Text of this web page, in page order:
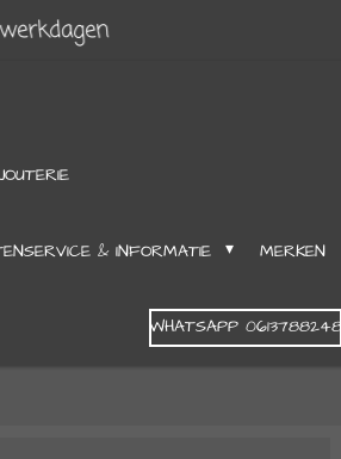
& INFORMATIE MERKEN
WHATSAPP 0613788248